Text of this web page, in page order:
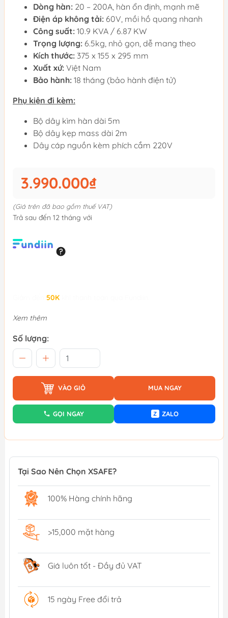
Dòng hàn: 20 – 200A, hàn ổn định, mạnh mẽ
Điện áp không tải: 60V, mồi hồ quang nhanh
Công suất: 10.9 KVA / 6.87 KW
Trọng lượng: 6.5kg, nhỏ gọn, dễ mang theo
Kích thước: 375 x 155 x 295 mm
Xuất xứ: Việt Nam
Bảo hành: 18 tháng (bảo hành điện tử)
Phụ kiện đi kèm:
Bộ dây kìm hàn dài 5m
Bộ dây kẹp mass dài 2m
Dây cáp nguồn kèm phích cắm 220V
3.990.000₫
(Giá trên đã bao gồm thuế VAT)
Trả sau đến 12 tháng với
50K
Xem thêm
Số lượng:
VÀO GIỎ MUA NGAY
GỌI NGAY Z ZALO
Tại Sao Nên Chọn XSAFE?
100% Hàng chính hãng
>15,000 mặt hàng
Giá luôn tốt - Đầy đủ VAT
15 ngày Free đổi trả